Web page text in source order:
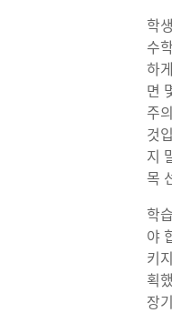
학
수
하
면
주
것
지
목
학
야
키
획
장